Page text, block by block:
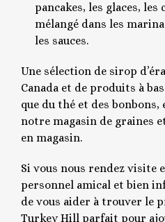
pancakes, les glaces,
mélangé dans les
les sauces.
Une sélection de sirop
Canada et de produits à
que du thé et des
notre magasin de graines
en magasin.
Si vous nous rendez visite
personnel amical et bien
de vous aider à trouver le
Turkey Hill parfait pour